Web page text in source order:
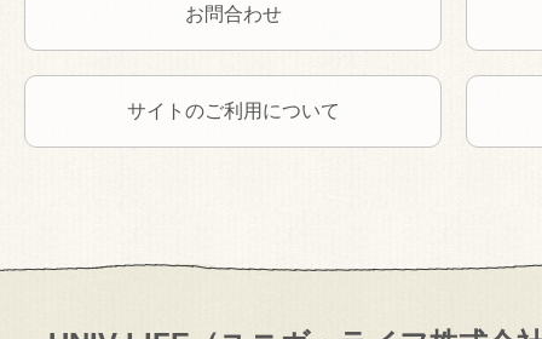
お問合わせ
サイトのご利用について